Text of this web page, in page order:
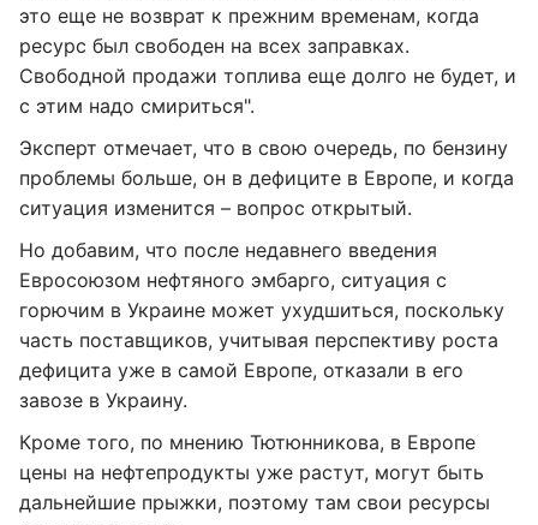
это еще не возврат к прежним временам, когда
ресурс был свободен на всех заправках.
Свободной продажи топлива еще долго не будет, и
с этим надо смириться".
Эксперт отмечает, что в свою очередь, по бензину
проблемы больше, он в дефиците в Европе, и когда
ситуация изменится – вопрос открытый.
Но добавим, что после недавнего введения
Евросоюзом нефтяного эмбарго, ситуация с
горючим в Украине может ухудшиться, поскольку
часть поставщиков, учитывая перспективу роста
дефицита уже в самой Европе, отказали в его
завозе в Украину.
Кроме того, по мнению Тютюнникова, в Европе
цены на нефтепродукты уже растут, могут быть
дальнейшие прыжки, поэтому там свои ресурсы